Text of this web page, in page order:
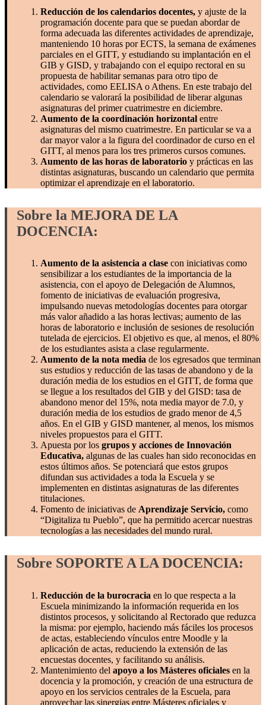
Reducción de los calendarios docentes, y ajuste de la
programación docente para que se puedan abordar de
forma adecuada las diferentes actividades de aprendizaje,
manteniendo 10 horas por ECTS, la semana de exámenes
parciales en el GITT, y estudiando su implantación en el
GIB y GISD, y trabajando con el equipo rectoral en su
propuesta de habilitar semanas para otro tipo de
actividades, como EELISA o Athens. En este trabajo del
calendario se valorará la posibilidad de liberar algunas
asignaturas del primer cuatrimestre en diciembre.
Aumento de la coordinación horizontal entre
asignaturas del mismo cuatrimestre. En particular se va a
dar mayor valor a la figura del coordinador de curso en el
GITT, al menos para los tres primeros cursos comunes.
Aumento de las horas de laboratorio y prácticas en las
distintas asignaturas, buscando un calendario que permita
optimizar el aprendizaje en el laboratorio.
Sobre la MEJORA DE LA
DOCENCIA:
Aumento de la asistencia a clase con iniciativas como
sensibilizar a los estudiantes de la importancia de la
asistencia, con el apoyo de Delegación de Alumnos,
fomento de iniciativas de evaluación progresiva,
impulsando nuevas metodologías docentes para otorgar
más valor añadido a las horas lectivas; aumento de las
horas de laboratorio e inclusión de sesiones de resolución
tutelada de ejercicios. El objetivo es que, al menos, el 80%
de los estudiantes asista a clase regularmente.
Aumento de la nota media de los egresados que terminan
sus estudios y reducción de las tasas de abandono y de la
duración media de los estudios en el GITT, de forma que
se llegue a los resultados del GIB y del GISD: tasa de
abandono menor del 15%, nota media mayor de 7.0, y
duración media de los estudios de grado menor de 4,5
años. En el GIB y GISD mantener, al menos, los mismos
niveles propuestos para el GITT.
Apuesta por los grupos y acciones de Innovación
Educativa, algunas de las cuales han sido reconocidas en
estos últimos años. Se potenciará que estos grupos
difundan sus actividades a toda la Escuela y se
implementen en distintas asignaturas de las diferentes
titulaciones.
Fomento de iniciativas de Aprendizaje Servicio, como
“Digitaliza tu Pueblo”, que ha permitido acercar nuestras
tecnologías a las necesidades del mundo rural.
Sobre SOPORTE A LA DOCENCIA:
Reducción de la burocracia en lo que respecta a la
Escuela minimizando la información requerida en los
distintos procesos, y solicitando al Rectorado que reduzca
la misma: por ejemplo, haciendo más fáciles los procesos
de actas, estableciendo vínculos entre Moodle y la
aplicación de actas, reduciendo la extensión de las
encuestas docentes, y facilitando su análisis.
Mantenimiento del apoyo a los Másteres oficiales en la
docencia y la promoción, y creación de una estructura de
apoyo en los servicios centrales de la Escuela, para
aprovechar las sinergias entre Másteres oficiales y